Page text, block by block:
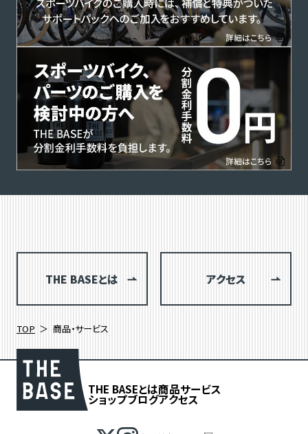
THE BASEとは アクセス
TOP 商品・サービス
THE BASEとは商品サービス
ショップブログアクセス